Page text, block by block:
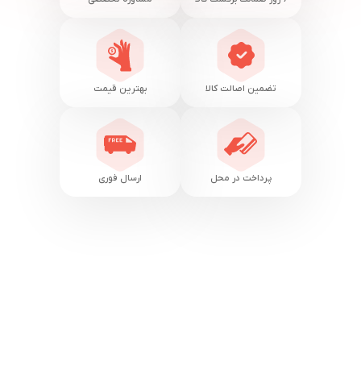
تضمین اصالت کالا بهترین قیمت
پرداخت در محل ارسال فوری